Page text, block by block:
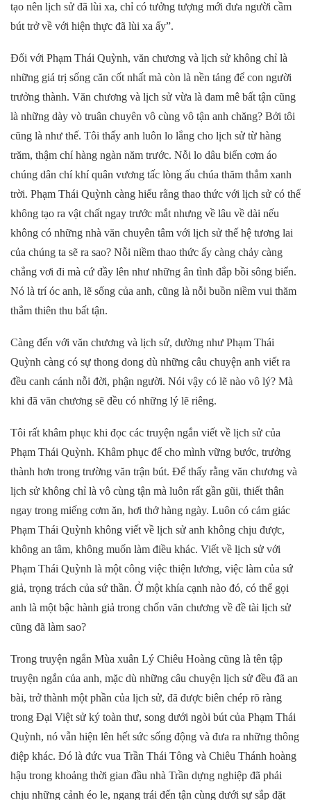
tạo nên lịch sử đã lùi xa, chỉ có tưởng tượng mới đưa người cầm
bút trở về với hiện thực đã lùi xa ấy”.
Đối với Phạm Thái Quỳnh, văn chương và lịch sử không chỉ là
những giá trị sống căn cốt nhất mà còn là nền tảng để con người
trưởng thành. Văn chương và lịch sử vừa là đam mê bất tận cũng
là những dày vò truân chuyên vô cùng vô tận anh chăng? Bởi tôi
cũng là như thế. Tôi thấy anh luôn lo lắng cho lịch sử từ hàng
trăm, thậm chí hàng ngàn năm trước. Nỗi lo dâu biển cơm áo
chúng dân chí khí quân vương tấc lòng ấu chúa thăm thẳm xanh
trời. Phạm Thái Quỳnh càng hiểu rằng thao thức với lịch sử có thể
không tạo ra vật chất ngay trước mắt nhưng về lâu về dài nếu
không có những nhà văn chuyên tâm với lịch sử thế hệ tương lai
của chúng ta sẽ ra sao? Nỗi niềm thao thức ấy càng chảy càng
chẳng vơi đi mà cứ đầy lên như những ân tình đắp bồi sông biển.
Nó là trí óc anh, lẽ sống của anh, cũng là nỗi buồn niềm vui thăm
thẳm thiên thu bất tận.
Càng đến với văn chương và lịch sử, dường như Phạm Thái
Quỳnh càng có sự thong dong dù những câu chuyện anh viết ra
đều canh cánh nỗi đời, phận người. Nói vậy có lẽ nào vô lý? Mà
khi đã văn chương sẽ đều có những lý lẽ riêng.
Tôi rất khâm phục khi đọc các truyện ngắn viết về lịch sử của
Phạm Thái Quỳnh. Khâm phục để cho mình vững bước, trưởng
thành hơn trong trường văn trận bút. Để thấy rằng văn chương và
lịch sử không chỉ là vô cùng tận mà luôn rất gần gũi, thiết thân
ngay trong miếng cơm ăn, hơi thở hàng ngày. Luôn có cảm giác
Phạm Thái Quỳnh không viết về lịch sử anh không chịu được,
không an tâm, không muốn làm điều khác. Viết về lịch sử với
Phạm Thái Quỳnh là một công việc thiện lương, việc làm của sứ
giả, trọng trách của sứ thần. Ở một khía cạnh nào đó, có thể gọi
anh là một bậc hành giả trong chốn văn chương về đề tài lịch sử
cũng đã làm sao?
Trong truyện ngắn Mùa xuân Lý Chiêu Hoàng cũng là tên tập
truyện ngắn của anh, mặc dù những câu chuyện lịch sử đều đã an
bài, trở thành một phần của lịch sử, đã được biên chép rõ ràng
trong Đại Việt sử ký toàn thư, song dưới ngòi bút của Phạm Thái
Quỳnh, nó vẫn hiện lên hết sức sống động và đưa ra những thông
điệp khác. Đó là đức vua Trần Thái Tông và Chiêu Thánh hoàng
hậu trong khoảng thời gian đầu nhà Trần dựng nghiệp đã phải
chịu những cảnh éo le, ngang trái đến tận cùng dưới sự sắp đặt